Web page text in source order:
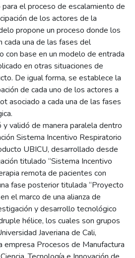
el proceso de escalamiento de
de los actores de la
propone un proceso donde los
cada una de las fases del
con base en un modelo de entrada
en otras situaciones de
De igual forma, se establece la
de cada uno de los actores a
asociado a cada una de las fases
validó de manera paralela dentro
Sistema Incentivo Respiratorio
UBICU, desarrollado desde
titulado “Sistema Incentivo
remota de pacientes con
fase posterior titulada “Proyecto
el marco de una alianza de
y desarrollo tecnológico
hélice, los cuales son grupos
Javeriana de Cali,
empresa Procesos de Manufactura